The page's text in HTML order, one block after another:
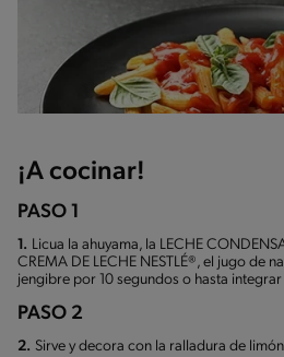
¡A cocinar!
PASO 1
1. Licua la ahuyama, la LECHE
CREMA DE LECHE NESTLÉ®, el jugo de
jengibre por 10 segundos o hasta
PASO 2
2. Sirve y decora con la ralladura de limón